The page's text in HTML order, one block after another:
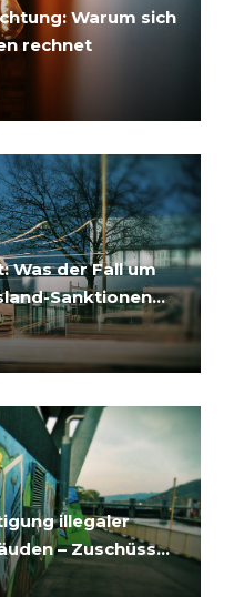
Warum sich
rechnet
Was der Fall um
Sanktionen
illegaler
– Zuschüsse